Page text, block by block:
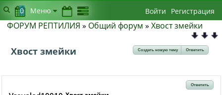
ФОРУМ РЕПТИЛИЯ » Общий форум » Хвост змейки
Хвост змейки Создать новую тему Ответить
Ответить
0 Меню Войти Регистрация